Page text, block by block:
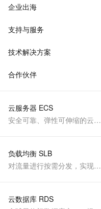
企业出海
支持与服务
技术解决方案
合作伙伴
云服务器 ECS
安全可靠、弹性可伸缩的云计算服务
负载均衡 SLB
对流量进行按需分发，实现应用高可用
云数据库 RDS